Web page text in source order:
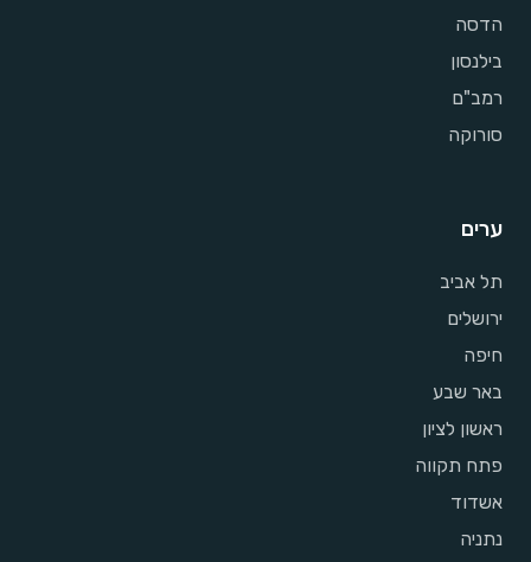
הדסה
בילנסון
רמב"ם
סורוקה
ערים
תל אביב
ירושלים
חיפה
באר שבע
ראשון לציון
פתח תקווה
אשדוד
נתניה